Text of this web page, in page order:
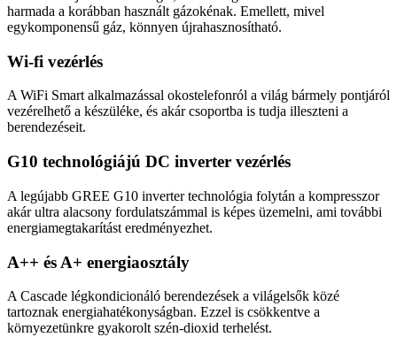
harmada a korábban használt gázokénak. Emellett, mivel
egykomponensű gáz, könnyen újrahasznosítható.
Wi-fi vezérlés
A WiFi Smart alkalmazással okostelefonról a világ bármely pontjáról
vezérelhető a készüléke, és akár csoportba is tudja illeszteni a
berendezéseit.
G10 technológiájú DC inverter vezérlés
A legújabb GREE G10 inverter technológia folytán a kompresszor
akár ultra alacsony fordulatszámmal is képes üzemelni, ami további
energiamegtakarítást eredményezhet.
A++ és A+ energiaosztály
A Cascade légkondicionáló berendezések a világelsők közé
tartoznak energiahatékonyságban. Ezzel is csökkentve a
környezetünkre gyakorolt szén-dioxid terhelést.